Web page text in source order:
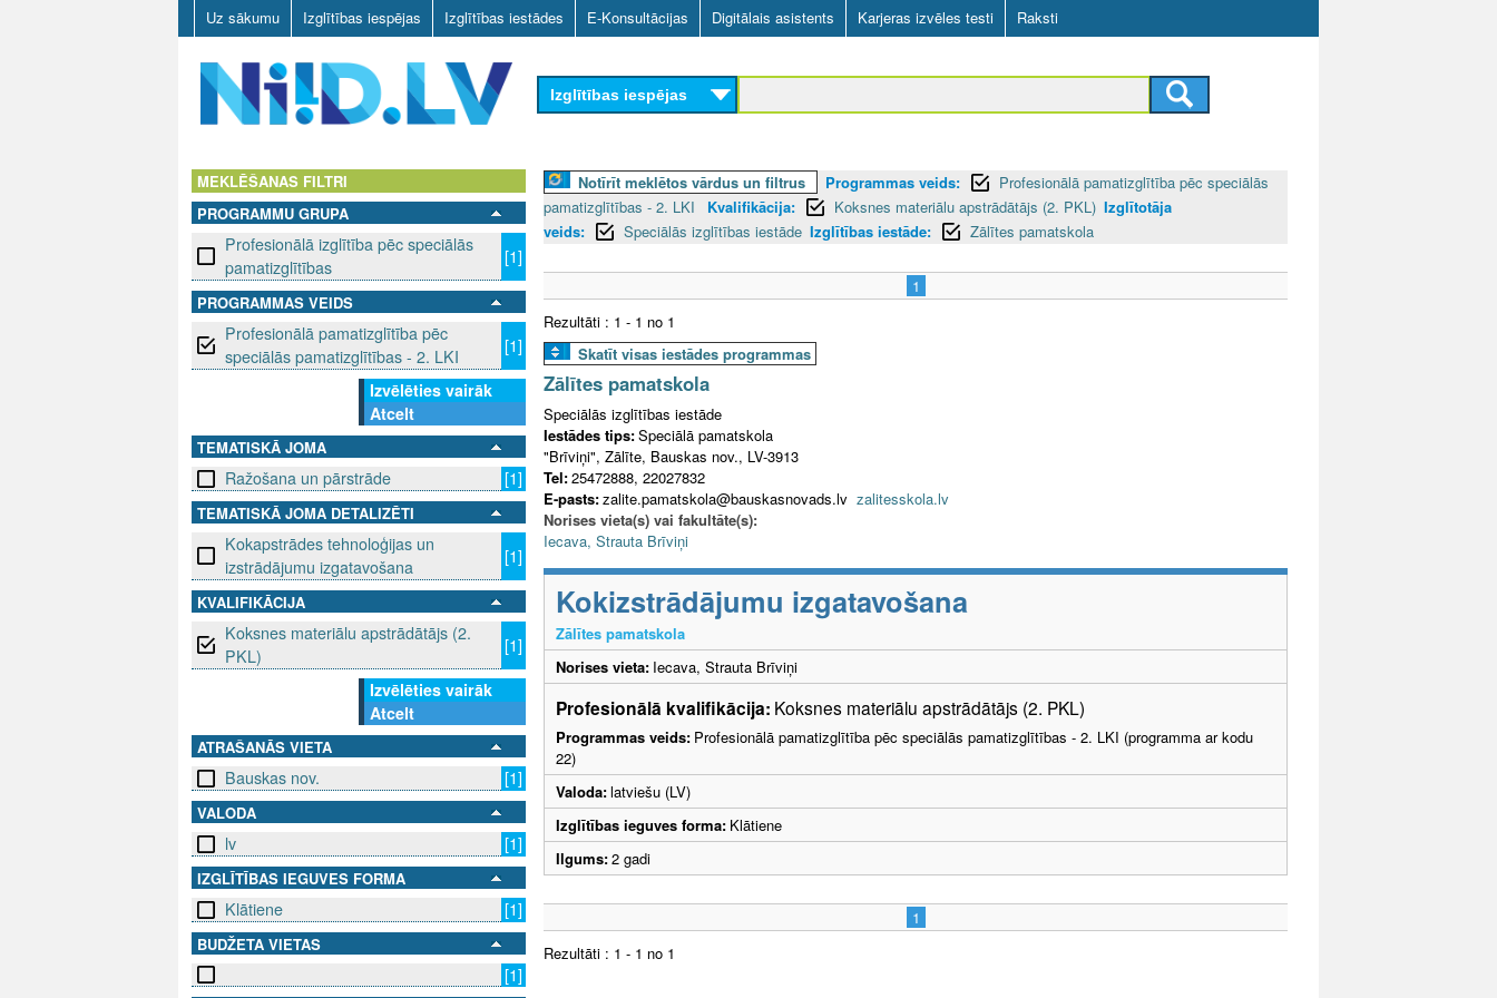
Skip
to
main
content
Uz sākumu Izglītības iespējas Izglītības iestādes E-Konsultācijas Digitālais asistents Karjeras izvēles testi Raksti
D
L
Izglītības iespējas
MEKLĒŠANAS FILTRI
PROGRAMMU GRUPA
Profesionālā izglītība pēc speciālās
pamatizglītības
[1]
PROGRAMMAS VEIDS
Profesionālā pamatizglītība pēc
speciālās pamatizglītības - 2. LKI
[1]
Izvēlēties vairāk
Atcelt
TEMATISKĀ JOMA
Ražošana un pārstrāde [1]
TEMATISKĀ JOMA DETALIZĒTI
Kokapstrādes tehnoloģijas un
izstrādājumu izgatavošana
[1]
KVALIFIKĀCIJA
Koksnes materiālu apstrādātājs (2.
PKL)
[1]
Izvēlēties vairāk
Atcelt
ATRAŠANĀS VIETA
Bauskas nov. [1]
VALODA
lv [1]
IZGLĪTĪBAS IEGUVES FORMA
Klātiene [1]
BUDŽETA VIETAS
[1]
Notīrīt meklētos vārdus un filtrus Programmas veids:
Profesionālā pamatizglītība pēc speciālās
pamatizglītības - 2. LKI
Kvalifikācija: Koksnes materiālu apstrādātājs (2. PKL) Izglītotāja
veids:
Speciālās izglītības iestāde Izglītības iestāde: Zālītes pamatskola
1
Rezultāti : 1 - 1 no 1
Skatīt visas iestādes programmas
Zālītes pamatskola
Speciālās izglītības iestāde
Iestādes tips:Speciālā pamatskola
"Brīviņi", Zālīte, Bauskas nov., LV-3913
Tel:25472888, 22027832
E-pasts:zalite.pamatskola@bauskasnovads.lv zalitesskola.lv
Norises vieta(s) vai fakultāte(s):
Iecava, Strauta Brīviņi
Kokizstrādājumu izgatavošana
Zālītes pamatskola
Norises vieta: Iecava, Strauta Brīviņi
Profesionālā kvalifikācija: Koksnes materiālu apstrādātājs (2. PKL)
Programmas veids: Profesionālā pamatizglītība pēc speciālās pamatizglītības - 2. LKI (programma ar kodu
22)
Valoda:latviešu (LV)
Izglītības ieguves forma: Klātiene
Ilgums:2 gadi
1
Rezultāti : 1 - 1 no 1